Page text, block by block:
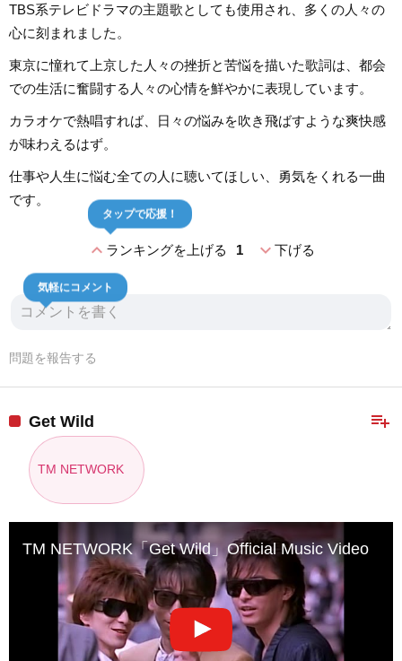
TBS系テレビドラマの主題歌としても使用され、多くの人々の
心に刻まれました。
東京に憧れて上京した人々の挫折と苦悩を描いた歌詞は、都会
での生活に奮闘する人々の心情を鮮やかに表現しています。
カラオケで熱唱すれば、日々の悩みを吹き飛ばすような爽快感
が味わえるはず。
仕事や人生に悩む全ての人に聴いてほしい、勇気をくれる一曲
です。
expand_lessランキングを上げる 1
タップで応援！
expand_more下げる
気軽にコメント
問題を報告する
playlist_add
Get Wild
TM NETWORK
TM NETWORK「Get Wild」Official Music Video